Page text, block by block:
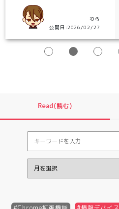
わら
公開日:2026/02/27
Read(読む)